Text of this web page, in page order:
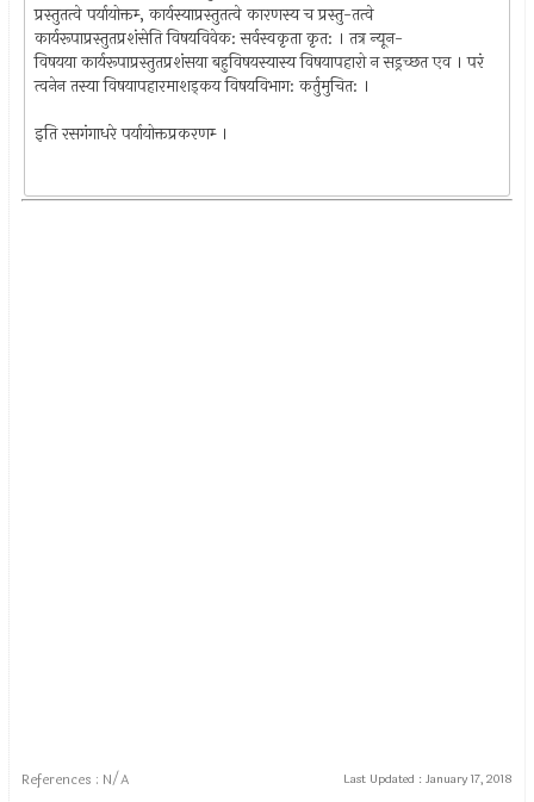
प्रस्तुतत्वे पर्यायोक्तम्‍, कार्यस्याप्रस्तुतत्वे कारणस्य च प्रस्तु-तत्वे
कार्यरूपाप्रस्तुतप्रशंसेति विषयविवेक: सर्वस्वकृता कृत: । तत्र न्यून-
विषयया कार्यरूपाप्रस्तुतप्रशंसया बहुविषयस्यास्य विषयापहारो न सड्रच्छत एव । परं
त्वनेन तस्या विषयापहारमाशड्कय विषयविभाग: कर्तुमुचित: ।
इति रसगंगाधरे पर्यायोक्तप्रकरणम्‍ ।
References : N/A Last Updated : January 17, 2018